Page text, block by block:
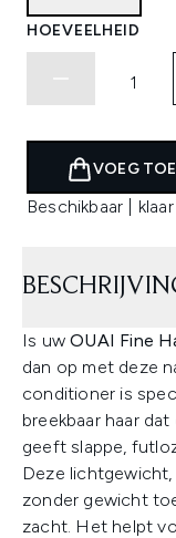
HOEVEELHEID
VOEG
Beschikbaar |
Is uwOUAI Fine
dan op met deze
conditioner is
breekbaar haar
geeft slappe,
Deze
zonder gewicht
zacht. Het helpt